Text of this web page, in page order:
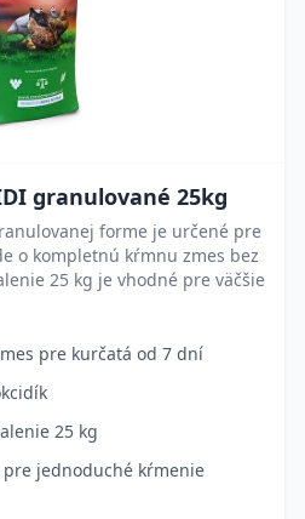
granulované 25kg
forme je určené pre
o kompletnú kŕmnu zmes bez
25 kg je vhodné pre väčšie
pre kurčatá od 7 dní
25 kg
jednoduché kŕmenie